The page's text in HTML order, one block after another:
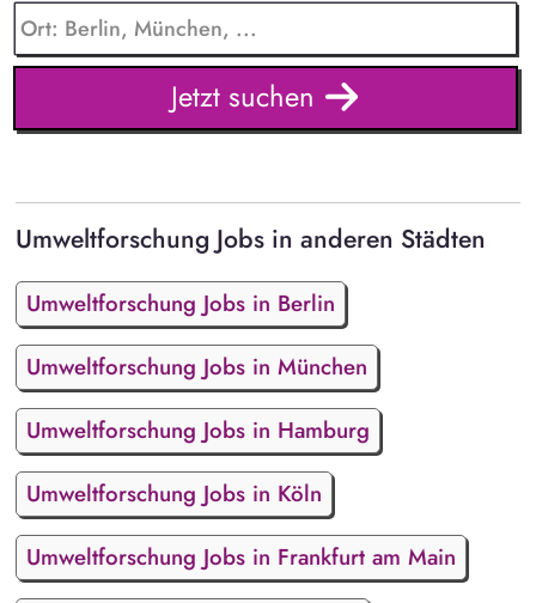
Jetzt suchen
Umweltforschung Jobs in anderen Städten
Umweltforschung Jobs in Berlin
Umweltforschung Jobs in München
Umweltforschung Jobs in Hamburg
Umweltforschung Jobs in Köln
Umweltforschung Jobs in Frankfurt am Main